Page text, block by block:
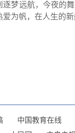
逐梦远航，今夜的
为帆，在人生的
中国教育在线